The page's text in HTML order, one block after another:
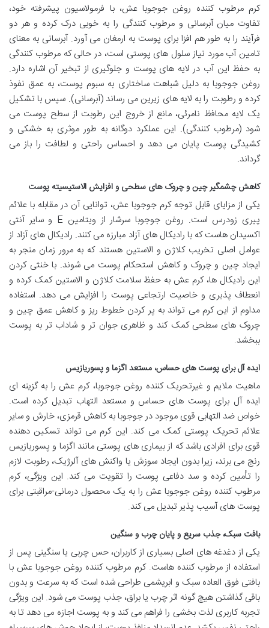
کرم مرطوب کننده روغن جوجوبا عش، با فرمولاسیون پیشرفته خود،
تفاوت میان آبرسانی و مرطوب کنندگی را به خوبی درک کرده و هر دو
فرآیند را به طور هم افزا برای پوست به ارمغان می آورد. آبرسانی به معنای
تامین آب مورد نیاز سلول های پوستی است، در حالی که مرطوب کنندگی
به حفظ این آب در لایه های پوست و جلوگیری از تبخیر آن اشاره دارد.
روغن جوجوبا به دلیل شباهت ساختاری به سبوم پوست، به عمق نفوذ
کرده و رطوبت را به لایه های زیرین می رساند (آبرسانی). سپس با تشکیل
یک لایه محافظ نامرئی، مانع از خروج این رطوبت از سطح پوست می
شود (مرطوب کنندگی). این عملکرد دوگانه به طور موثری به خشکی و
کشیدگی پوست پایان می دهد و احساس راحتی و لطافت را باز می
گرداند.
کاهش چشمگیر چین و چروک های سطحی و افزایش الاستیسیته پوست
یکی از مزایای قابل توجه کرم جوجوبا عش، توانایی آن در مقابله با علائم
پیری زودرس است. روغن جوجوبا سرشار از ویتامین E و سایر آنتی
اکسیدان هاست که با رادیکال های آزاد مبارزه می کنند. رادیکال های آزاد از
عوامل اصلی تخریب کلاژن و الاستین هستند که به مرور زمان منجر به
ایجاد چین و چروک و کاهش استحکام پوست می شوند. با خنثی کردن
این رادیکال ها، کرم عش به حفظ سلامت کلاژن و الاستین کمک کرده و
انعطاف پذیری و خاصیت ارتجاعی پوست را افزایش می دهد. استفاده
مداوم از این کرم می تواند به پر کردن خطوط ریز و کاهش عمق چین و
چروک های سطحی کمک کند و ظاهری جوان تر و شاداب تر به پوست
ببخشد.
ایده آل برای پوست های حساس، مستعد اگزما و پسوریازیس
ماهیت ملایم و غیرتحریک کننده روغن جوجوبا، کرم عش را به گزینه ای
ایده آل برای پوست های حساس و مستعد التهاب تبدیل کرده است.
خواص ضد التهابی قوی موجود در جوجوبا به کاهش قرمزی، خارش و سایر
علائم تحریک پوستی کمک می کند. این کرم می تواند تسکین دهنده
قوی برای افرادی باشد که از بیماری های پوستی مانند اگزما و پسوریازیس
رنج می برند، زیرا بدون ایجاد سوزش یا واکنش های آلرژیک، رطوبت لازم
را تأمین کرده و سد دفاعی پوست را تقویت می کند. این ویژگی، کرم
مرطوب کننده روغن جوجوبا عش را به یک محصول درمانی-مراقبتی برای
پوست های آسیب پذیر تبدیل می کند.
بافت سبک، جذب سریع و پایان چرب و سنگین
یکی از دغدغه های اصلی بسیاری از کاربران، حس چربی یا سنگینی پس از
استفاده از مرطوب کننده هاست. کرم مرطوب کننده روغن جوجوبا عش با
بافتی فوق العاده سبک و ابریشمی طراحی شده است که به سرعت و بدون
باقی گذاشتن هیچ گونه اثر چرب یا براق، جذب پوست می شود. این ویژگی
تجربه کاربری لذت بخشی را فراهم می کند و به پوست اجازه می دهد تا به